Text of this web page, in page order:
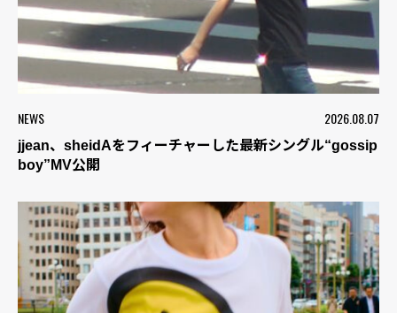
NEWS 2026.08.07
jjean、sheidAをフィーチャーした最新シングル“gossip
boy”MV公開